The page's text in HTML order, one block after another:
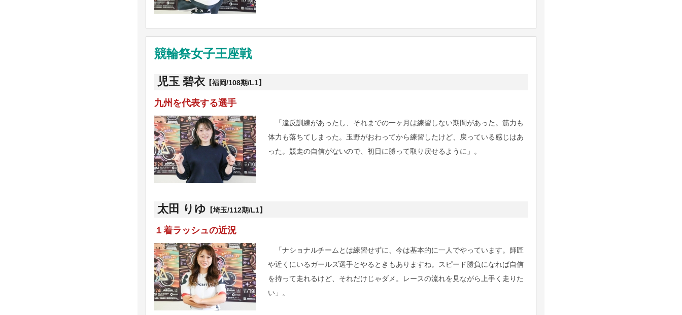
競輪祭女子王座戦
児玉 碧衣 【福岡/108期/L1】
九州を代表する選手
「違反訓練があったし、それまでの一ヶ月は練習しない期間があった。筋力も
体力も落ちてしまった。玉野がおわってから練習したけど、戻っている感じはあ
った。競走の自信がないので、初日に勝って取り戻せるように」。
太田 りゆ 【埼玉/112期/L1】
１着ラッシュの近況
「ナショナルチームとは練習せずに、今は基本的に一人でやっています。師匠
や近くにいるガールズ選手とやるときもありますね。スピード勝負になれば自信
を持って走れるけど、それだけじゃダメ。レースの流れを見ながら上手く走りた
い」。